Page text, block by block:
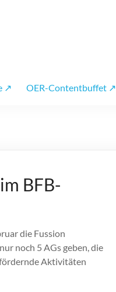
↗ OER-Contentbuffet ↗
BFB-
die Fussion
noch 5 AGs geben, die
fördernde Aktivitäten